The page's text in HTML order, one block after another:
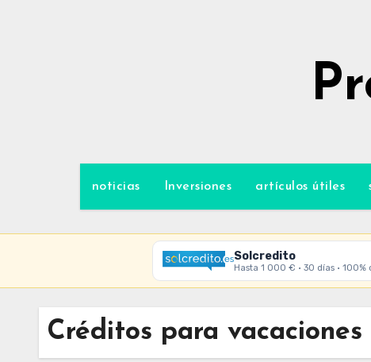
noticias Inversiones artículos útiles
Solcredito
Hasta 1 000 € · 30 días · 100%
Créditos para vacaciones